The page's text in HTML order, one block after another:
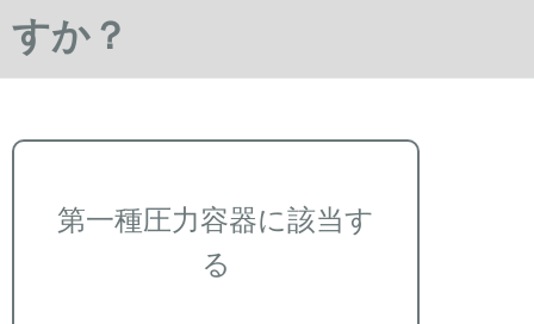
すか？
第一種圧力容器に該当す
る